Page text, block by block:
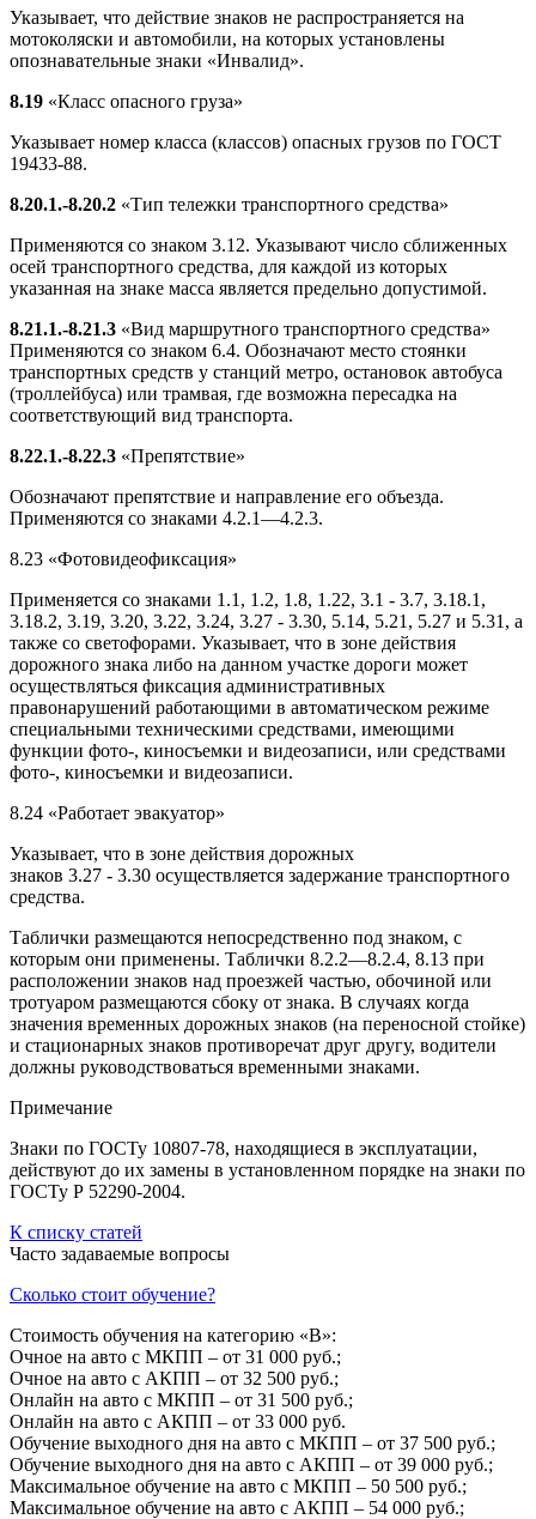
Указывает, что действие знаков не распространяется на
мотоколяски и автомобили, на которых установлены
опознавательные знаки «Инвалид».
8.19 «Класс опасного груза»
Указывает номер класса (классов) опасных грузов по ГОСТ
19433-88.
8.20.1.-8.20.2 «Тип тележки транспортного средства»
Применяются со знаком 3.12. Указывают число сближенных
осей транспортного средства, для каждой из которых
указанная на знаке масса является предельно допустимой.
8.21.1.-8.21.3 «Вид маршрутного транспортного средства»
Применяются со знаком 6.4. Обозначают место стоянки
транспортных средств у станций метро, остановок автобуса
(троллейбуса) или трамвая, где возможна пересадка на
соответствующий вид транспорта.
8.22.1.-8.22.3 «Препятствие»
Обозначают препятствие и направление его объезда.
Применяются со знаками 4.2.1—4.2.3.
8.23 «Фотовидеофиксация»
Применяется со знаками 1.1, 1.2, 1.8, 1.22, 3.1 - 3.7, 3.18.1,
3.18.2, 3.19, 3.20, 3.22, 3.24, 3.27 - 3.30, 5.14, 5.21, 5.27 и 5.31, а
также со светофорами. Указывает, что в зоне действия
дорожного знака либо на данном участке дороги может
осуществляться фиксация административных
правонарушений работающими в автоматическом режиме
специальными техническими средствами, имеющими
функции фото-, киносъемки и видеозаписи, или средствами
фото-, киносъемки и видеозаписи.
8.24 «Работает эвакуатор»
Указывает, что в зоне действия дорожных
знаков 3.27 - 3.30 осуществляется задержание транспортного
средства.
Таблички размещаются непосредственно под знаком, с
которым они применены. Таблички 8.2.2—8.2.4, 8.13 при
расположении знаков над проезжей частью, обочиной или
тротуаром размещаются сбоку от знака. В случаях когда
значения временных дорожных знаков (на переносной стойке)
и стационарных знаков противоречат друг другу, водители
должны руководствоваться временными знаками.
Примечание
Знаки по ГОСТу 10807-78, находящиеся в эксплуатации,
действуют до их замены в установленном порядке на знаки по
ГОСТу Р 52290-2004.
К списку статей
Часто задаваемые вопросы
Сколько стоит обучение?
Стоимость обучения на категорию «B»:
Очное на авто с МКПП – от 31 000 руб.;
Очное на авто с АКПП – от 32 500 руб.;
Онлайн на авто с МКПП – от 31 500 руб.;
Онлайн на авто с АКПП – от 33 000 руб.
Обучение выходного дня на авто с МКПП – от 37 500 руб.;
Обучение выходного дня на авто с АКПП – от 39 000 руб.;
Максимальное обучение на авто с МКПП – 50 500 руб.;
Максимальное обучение на авто с АКПП – 54 000 руб.;